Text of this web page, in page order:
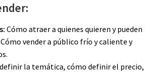
Cómo atraer a quienes quieren y pueden
vender a público frío y caliente y
la temática, cómo definir el precio,